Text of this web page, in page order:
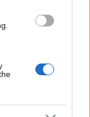
της
Κυψέλη: Οι
του
του